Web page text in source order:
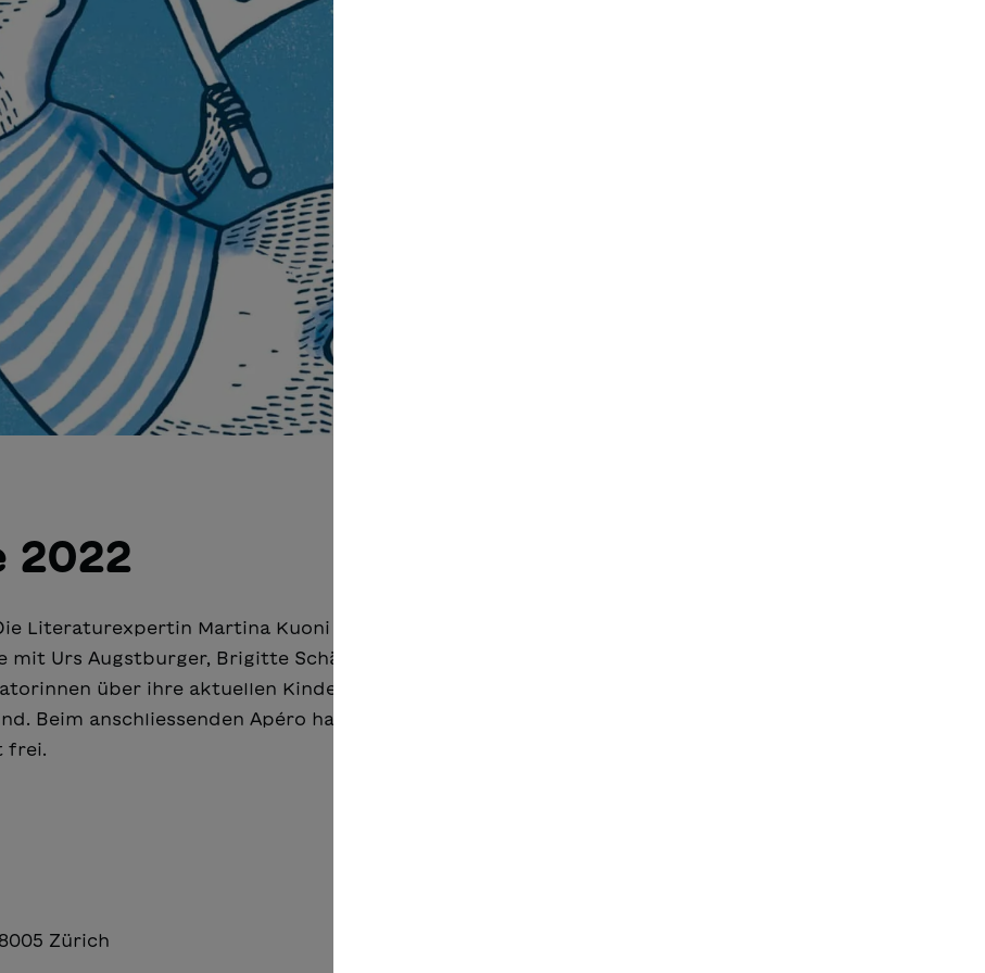
2022
Literaturexpertin Martina Kuoni präsentiert unsere
Urs Augstburger, Brigitte Schär, Wanda Dufner und
über ihre aktuellen Kinder- und Jugendbücher,
Beim anschliessenden Apéro haben Sie Gelegenheit, mit
frei.
Zürich